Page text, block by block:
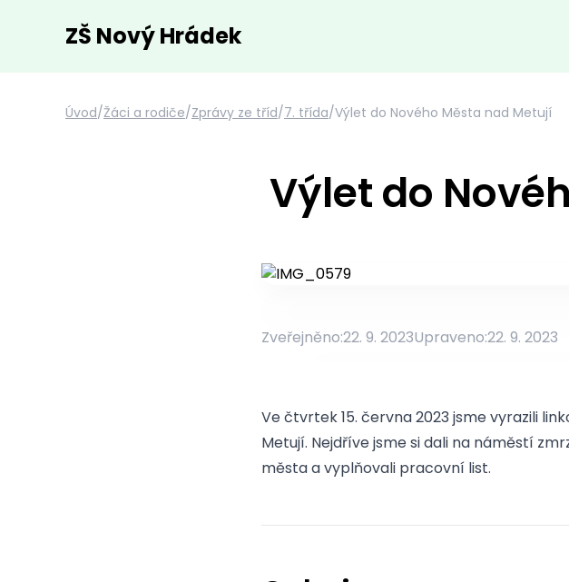
ZŠ Nový Hrádek
Úvod/Žáci a rodiče/Zprávy ze tříd/7. třída/Výlet do Nového Města nad Metují
Výlet do
Zveřejněno:22. 9. 2023Upraveno:22. 9. 2023
Ve čtvrtek 15. června 2023 jsme vyrazili
Metují. Nejdříve jsme si dali na náměstí
města a vyplňovali pracovní list.